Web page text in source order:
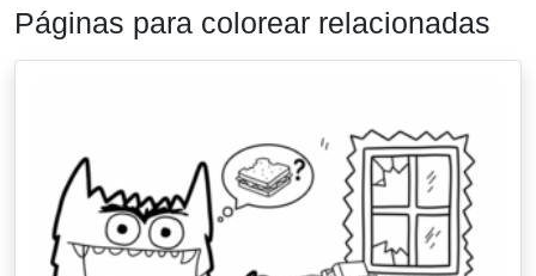
Páginas para colorear relacionadas